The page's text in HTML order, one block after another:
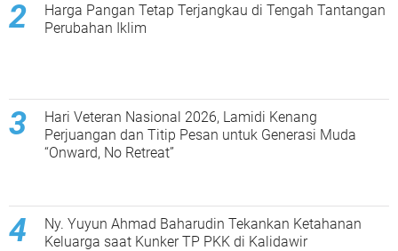
Harga Pangan Tetap Terjangkau di Tengah Tantangan
Perubahan Iklim
Hari Veteran Nasional 2026, Lamidi Kenang
Perjuangan dan Titip Pesan untuk Generasi Muda
“Onward, No Retreat”
Ny. Yuyun Ahmad Baharudin Tekankan Ketahanan
Keluarga saat Kunker TP PKK di Kalidawir